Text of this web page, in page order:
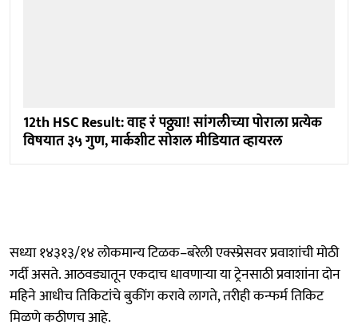
12th HSC Result: वाह रं पठ्ठ्या! सांगलीच्या पोराला प्रत्येक
विषयात ३५ गुण, मार्कशीट सोशल मीडियात व्हायरल
सध्या १४३१३/१४ लोकमान्य टिळक–बरेली एक्स्प्रेसवर प्रवाशांची मोठी
गर्दी असते. आठवड्यातून एकदाच धावणाऱ्या या ट्रेनसाठी प्रवाशांना दोन
महिने आधीच तिकिटांचे बुकींग करावे लागते, तरीही कन्फर्म तिकिट
मिळणे कठीणच आहे.